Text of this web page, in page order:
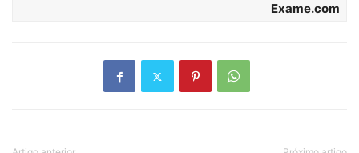
Exame.com